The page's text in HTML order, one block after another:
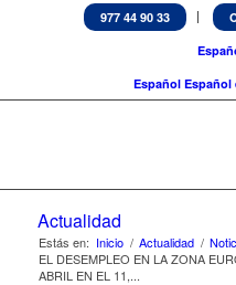
977 44 90 33
Español Español
Actualidad
Estás en: Inicio / Actualidad /
EL DESEMPLEO EN LA ZONA
ABRIL EN EL 11,...